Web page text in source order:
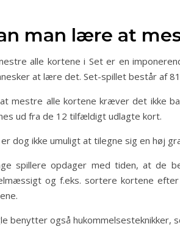
man lære at
alle kortene i Set er en
at lære det. Set-spillet består af
mestre alle kortene kræver det ikke
ud fra de 12 tilfældigt udlagte kort.
dog ikke umuligt at tilegne sig en høj
spillere opdager med tiden, at de
og f.eks. sortere kortene
benytter også hukommelsesteknikker,